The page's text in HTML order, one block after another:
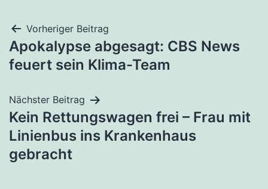
Beitragsnavigation
Vorheriger Beitrag
Apokalypse abgesagt: CBS News
feuert sein Klima-Team
Nächster Beitrag
Kein Rettungswagen frei – Frau mit
Linienbus ins Krankenhaus
gebracht